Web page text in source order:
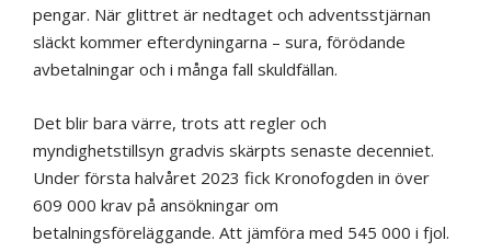
pengar. När glittret är nedtaget och adventsstjärnan
släckt kommer efterdyningarna – sura, förödande
avbetalningar och i många fall skuldfällan.
Det blir bara värre, trots att regler och
myndighetstillsyn gradvis skärpts senaste decenniet.
Under första halvåret 2023 fick Kronofogden in över
609 000 krav på ansökningar om
betalningsföreläggande. Att jämföra med 545 000 i fjol.